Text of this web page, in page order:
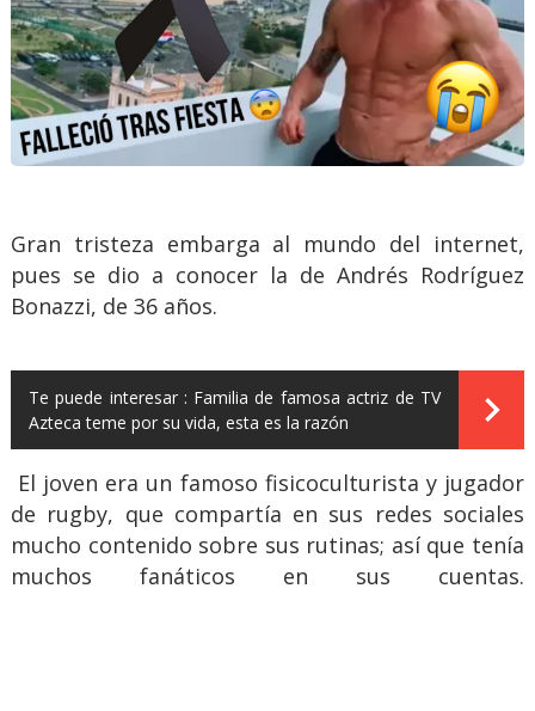
Gran tristeza embarga al mundo del internet,
pues se dio a conocer la de Andrés Rodríguez
Bonazzi, de 36 años.
Te puede interesar : Familia de famosa actriz de TV
Azteca teme por su vida, esta es la razón
El joven era un famoso fisicoculturista y jugador
de rugby, que compartía en sus redes sociales
mucho contenido sobre sus rutinas; así que tenía
muchos fanáticos en sus cuentas.